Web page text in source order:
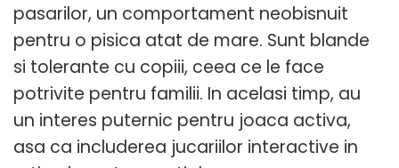
pasarilor, un comportament neobisnuit
pentru o pisica atat de mare. Sunt blande
si tolerante cu copiii, ceea ce le face
potrivite pentru familii. In acelasi timp, au
un interes puternic pentru joaca activa,
asa ca includerea jucariilor interactive in